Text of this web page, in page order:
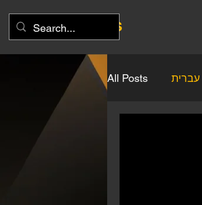
XLV GAMES
All Posts עברית